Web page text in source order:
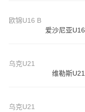
欧锦U16 B
爱沙尼亚U16
乌克U21
维勒斯U21
乌克U21